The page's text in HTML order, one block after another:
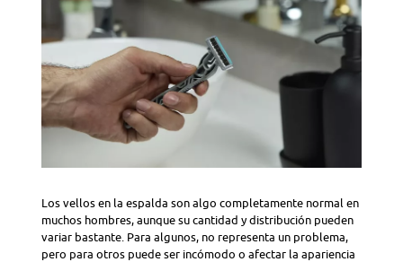
Los vellos en la espalda son algo completamente normal en
muchos hombres, aunque su cantidad y distribución pueden
variar bastante. Para algunos, no representa un problema,
pero para otros puede ser incómodo o afectar la apariencia